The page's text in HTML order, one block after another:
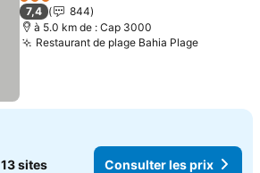
3 Étoiles
7,4
844
à 5.0 km de : Cap 3000
Restaurant de plage Bahia Plage
13 sites Consulter les prix